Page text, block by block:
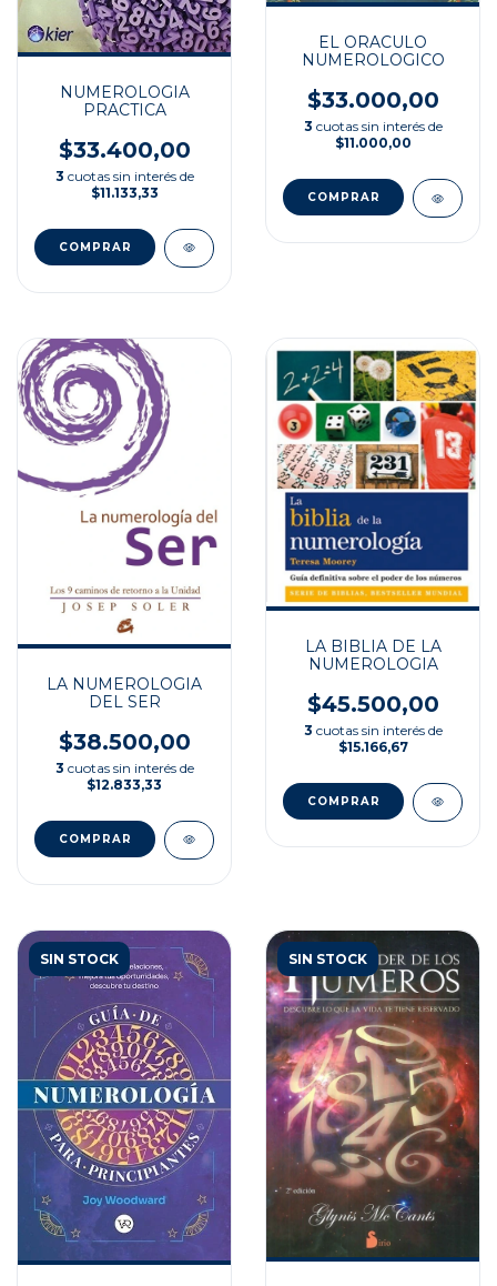
NUMEROLOGIA
PRACTICA
$33.400,00
3 cuotas sin interés de
$11.133,33
EL ORACULO
NUMEROLOGICO
$33.000,00
3 cuotas sin interés de
$11.000,00
LA NUMEROLOGIA
DEL SER
$38.500,00
3 cuotas sin interés de
$12.833,33
LA BIBLIA DE LA
NUMEROLOGIA
$45.500,00
3 cuotas sin interés de
$15.166,67
SIN STOCK SIN STOCK